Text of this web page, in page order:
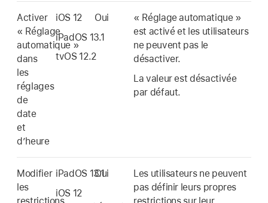
Activer
« Réglage
automatique »
dans
les
réglages
de
date
et
d’heure
iOS 12
iPadOS 13.1
tvOS 12.2
Oui
« Réglage automatique »
est activé et les utilisateurs
ne peuvent pas le
désactiver.
La valeur est désactivée
par défaut.
Modifier
les
iPadOS 13.1
iOS 12
Oui
Les utilisateurs ne peuvent
pas définir leurs propres